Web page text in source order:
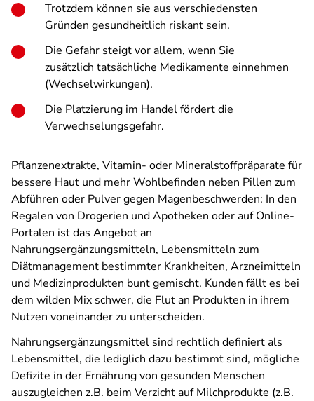
Trotzdem können sie aus verschiedensten
Gründen gesundheitlich riskant sein.
Die Gefahr steigt vor allem, wenn Sie
zusätzlich tatsächliche Medikamente einnehmen
(Wechselwirkungen).
Die Platzierung im Handel fördert die
Verwechselungsgefahr.
Pflanzenextrakte, Vitamin- oder Mineralstoffpräparate für
bessere Haut und mehr Wohlbefinden neben Pillen zum
Abführen oder Pulver gegen Magenbeschwerden: In den
Regalen von Drogerien und Apotheken oder auf Online-
Portalen ist das Angebot an
Nahrungsergänzungsmitteln, Lebensmitteln zum
Diätmanagement bestimmter Krankheiten, Arzneimitteln
und Medizinprodukten bunt gemischt. Kunden fällt es bei
dem wilden Mix schwer, die Flut an Produkten in ihrem
Nutzen voneinander zu unterscheiden.
Nahrungsergänzungsmittel sind rechtlich definiert als
Lebensmittel, die lediglich dazu bestimmt sind, mögliche
Defizite in der Ernährung von gesunden Menschen
auszugleichen z.B. beim Verzicht auf Milchprodukte (z.B.